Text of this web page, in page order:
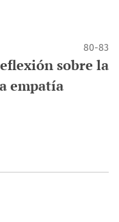
80-83
sobre la
empatía